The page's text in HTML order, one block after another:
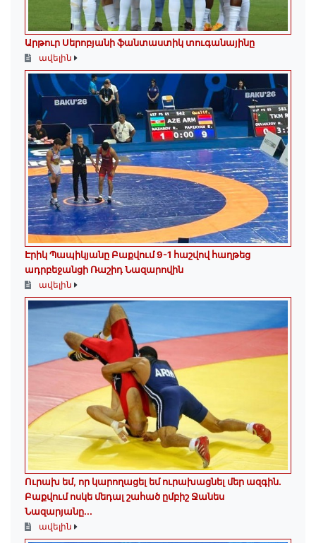
Արթուր Սերոբյանի ֆանտաստիկ տուգանայինը
ավելին
Էրիկ Պապիկյանը Բաքվում 9-1 հաշվով հաղթեց
ադրբեջանցի Ռաշիդ Նազարովին
ավելին
Ուրախ եմ, որ կարողացել եմ ուրախացնել մեր ազգին.
Բաքվում ոսկե մեդալ շահած ըմբիշ Ջանես
Նազարյանը...
ավելին